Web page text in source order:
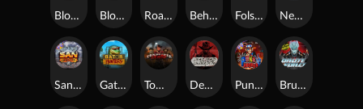
Dead, Dead, or Deader Brute Force
Tombstone Slaughter
Blood & Shadow
Blood & Shadow 2
Punk Rocker 2
Beheaded Nexus Outsourced
Gator Hunters
Folsom Prison
Road Rage
San Quentin xWays